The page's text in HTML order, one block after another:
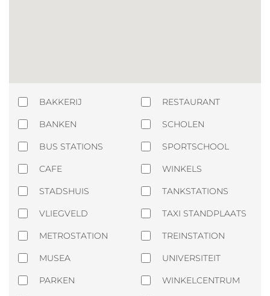
BAKKERIJ
BANKEN
BUS STATIONS
CAFE
STADSHUIS
VLIEGVELD
METROSTATION
MUSEA
PARKEN
RESTAURANT
SCHOLEN
SPORTSCHOOL
WINKELS
TANKSTATIONS
TAXI STANDPLAATS
TREINSTATION
UNIVERSITEIT
WINKELCENTRUM